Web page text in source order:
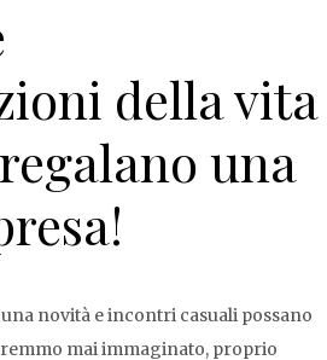
della vita
una
novità e incontri casuali possano
mai immaginato, proprio